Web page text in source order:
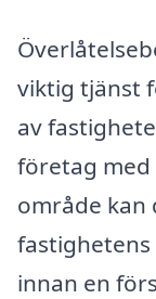
viktig tjänst
av
företag med
område kan
innan en